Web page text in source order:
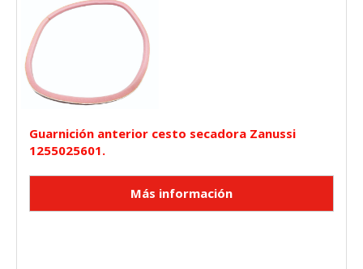
Guarnición anterior cesto secadora Zanussi
1255025601.